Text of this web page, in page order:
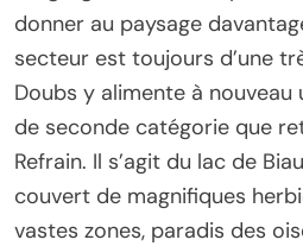
donner au paysage
secteur est toujours d’une
Doubs y alimente à nouveau
de seconde catégorie que
Refrain. Il s’agit du lac de
couvert de magnifiques
vastes zones, paradis des